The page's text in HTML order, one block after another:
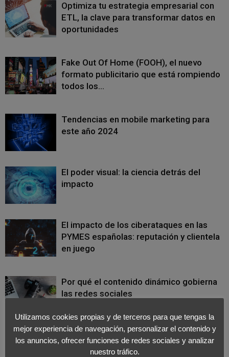
Optimiza tu estrategia empresarial con
ETL, la clave para transformar datos en
oportunidades
Fake Out Of Home (FOOH), el nuevo
formato publicitario que está rompiendo
todos los...
Tendencias en mobile marketing para
este año 2024
El poder visual: la ciencia detrás del
impacto
El impacto de los ciberataques en las
PYMES españolas: reputación y clientela
en juego
Por qué el contenido dinámico gobierna
las redes sociales
Descubriendo la renovada identidad
corporativa de Decathlon
Utilizamos cookies propias y de terceros para que tengas la
mejor experiencia de navegación, personalizar el contenido y
los anuncios, ofrecer funciones de redes sociales y analizar
nuestro tráfico.